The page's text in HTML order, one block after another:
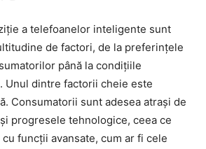
a telefoanelor inteligente sunt
de factori, de la preferințele
până la condițiile
Unul dintre factorii cheie este
Consumatorii sunt adesea atrași de
progresele tehnologice, ceea ce
funcții avansate, cum ar fi cele